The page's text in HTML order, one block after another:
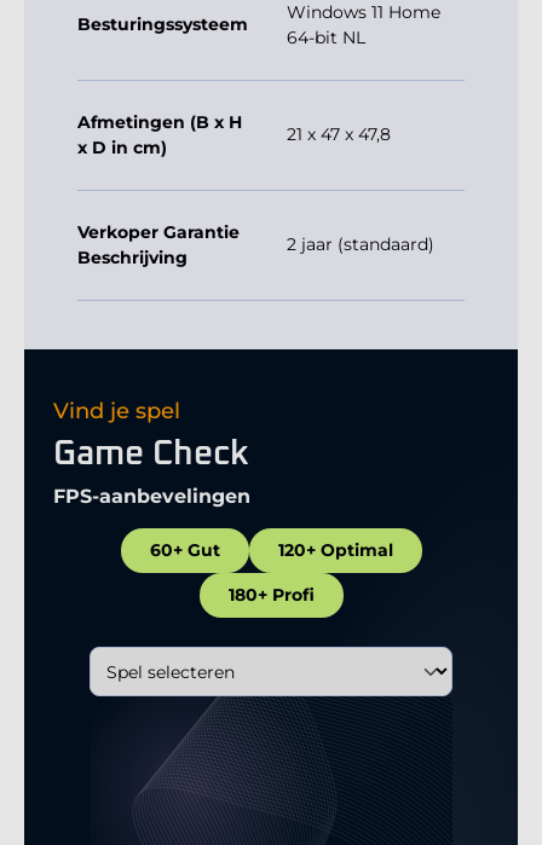
Besturingssysteem
Windows 11 Home
64-bit NL
Afmetingen (B x H
x D in cm)
21 x 47 x 47,8
Verkoper Garantie
Beschrijving
2 jaar (standaard)
Vind je spel
Game Check
FPS-aanbevelingen
60+ Gut 120+ Optimal
180+ Profi